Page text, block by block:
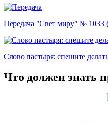
Передача "Свет миру" № 1033
Слово пастыря: спешите
Что должен знать